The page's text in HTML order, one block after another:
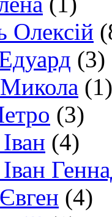
Олексій
(3)
(1)
(3)
(4)
(4)